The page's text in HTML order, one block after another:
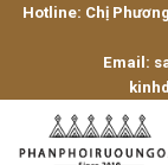
SkipHotline: Chị
Email: